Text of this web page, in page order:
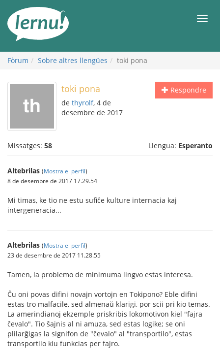
contingut
Fòrum Sobre altres llengües toki pona
Respondre
toki pona
de thyrolf, 4 de
desembre de 2017
Missatges: 58 Llengua: Esperanto
Altebrilas (Mostra el perfil)
8 de desembre de 2017 17.29.54
Mi timas, ke tio ne estu sufiĉe kulture internacia kaj
intergeneracia...
Altebrilas (Mostra el perfil)
23 de desembre de 2017 11.28.55
Tamen, la problemo de minimuma lingvo estas interesa.
Ĉu oni povas difini novajn vortojn en Tokipono? Eble difini
estas tro malfacile, sed almenaŭ klarigi, por scii pri kio temas.
La amerindianoj ekzemple priskribis lokomotivon kiel "fajra
ĉevalo". Tio ŝajnis al ni amuza, sed estas logike; se oni
plilarĝigas la signifon de "ĉevalo" al "transportilo", estas
transportilo kiu funkcias per fajro.